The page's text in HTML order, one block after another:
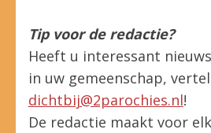
Tip voor de redactie?
Heeft u interessant
in uw gemeenschap,
dichtbij@2parochies.nl!
De redactie maakt voor